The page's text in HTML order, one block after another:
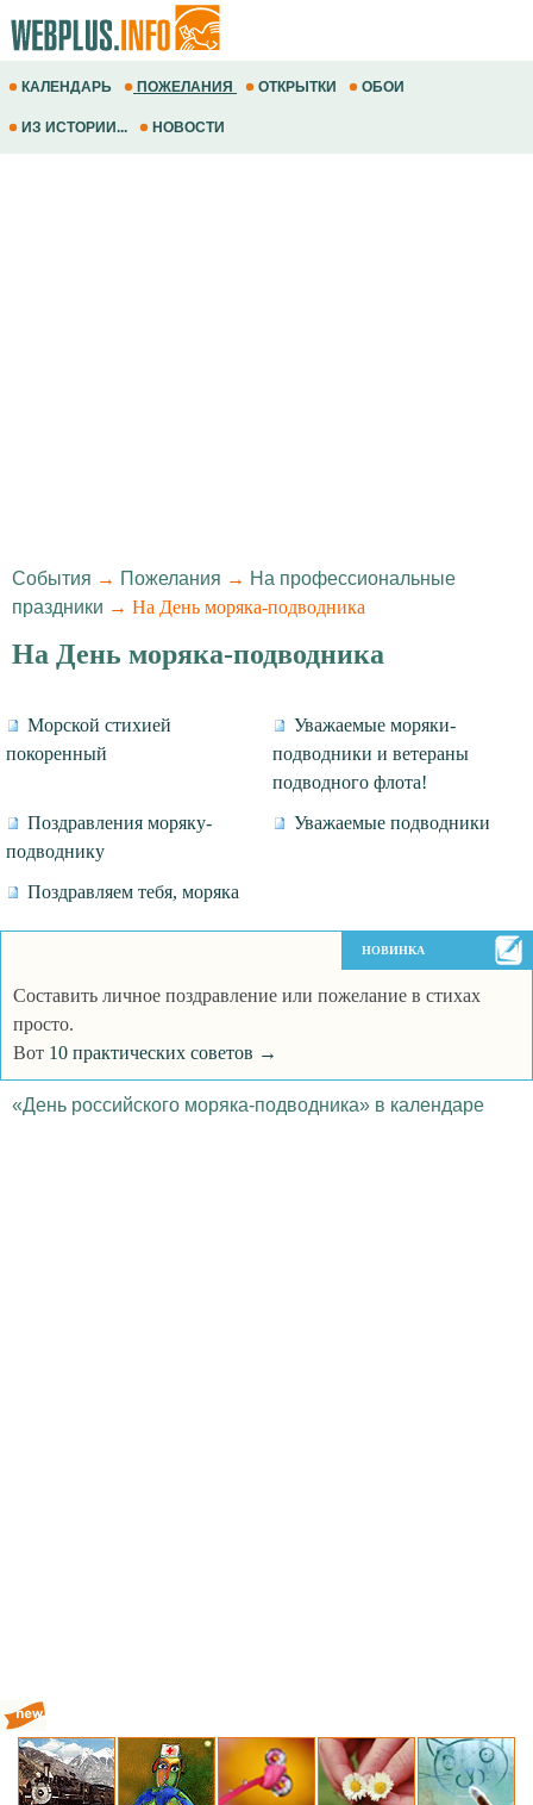
КАЛЕНДАРЬ ПОЖЕЛАНИЯ ОТКРЫТКИ ОБОИ
ИЗ ИСТОРИИ... НОВОСТИ
События → Пожелания → На профессиональные
праздники → На День моряка-подводника
На День моряка-подводника
Морской стихией
покоренный
Уважаемые моряки-
подводники и ветераны
подводного флота!
Поздравления моряку-
подводнику
Уважаемые подводники
Поздравляем тебя, моряка
НОВИНКА
Составить личное поздравление или пожелание в стихах
просто.
Вот 10 практических советов →
«День российского моряка-подводника» в календаре